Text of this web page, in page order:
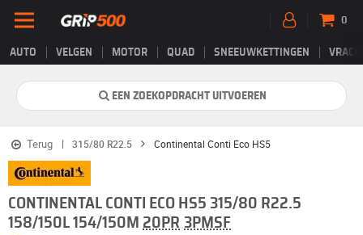
AUTO VELGEN MOTOR QUAD SNEEUWKETTINGEN
0
EEN ZOEKOPDRACHT UITVOEREN
Terug 315/80 R22.5 Continental Conti Eco HS5
CONTINENTAL CONTI ECO HS5 315/80 R22.5
158/150L 154/150M 20PR 3PMSF